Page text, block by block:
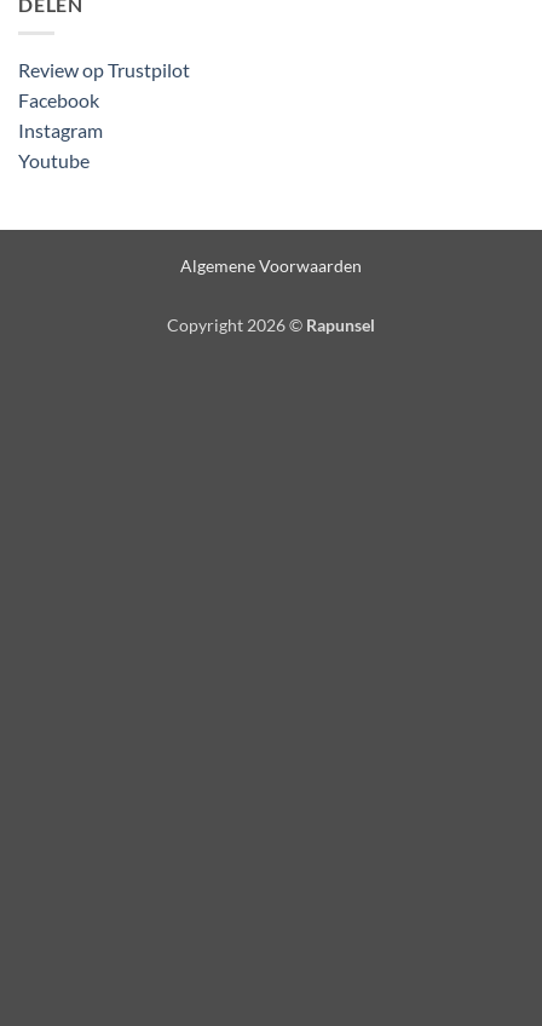
Review op Trustpilot
Facebook
Instagram
Youtube
Algemene Voorwaarden
Copyright 2026 © Rapunsel